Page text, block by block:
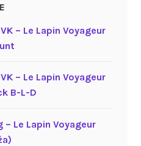
– Le Lapin Voyageur
– Le Lapin Voyageur
B-L-D
– Le Lapin Voyageur